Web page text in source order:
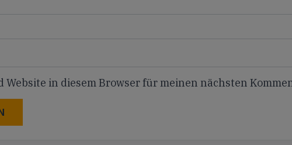
Website in diesem Browser für meinen nächsten